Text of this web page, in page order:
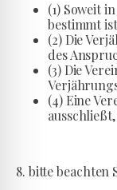
(1) Soweit
bestimmt
(2) Die
des
(3) Die
(4) Eine
8. bitte beachten